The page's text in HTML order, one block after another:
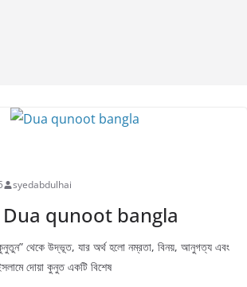
syedabdulhai
Dua qunoot bangla
থেকে উদ্ভূত, যার অর্থ হলো নম্রতা, বিনয়, আনুগত্য এবং
দোয়া কুনুত একটি বিশেষ